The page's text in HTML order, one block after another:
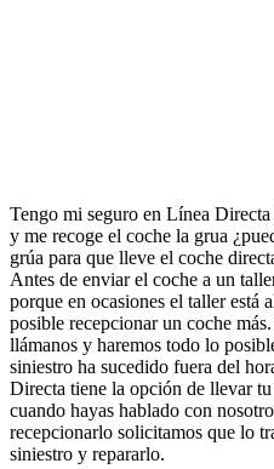
Tengo mi seguro en Línea
y me recoge el coche la grua
grúa para que lleve el coche
Antes de enviar el coche a un
porque en ocasiones el taller está
posible recepcionar un coche
llámanos y haremos todo lo
siniestro ha sucedido fuera del
Directa tiene la opción de llevar
cuando hayas hablado con
recepcionarlo solicitamos que lo
siniestro y repararlo.